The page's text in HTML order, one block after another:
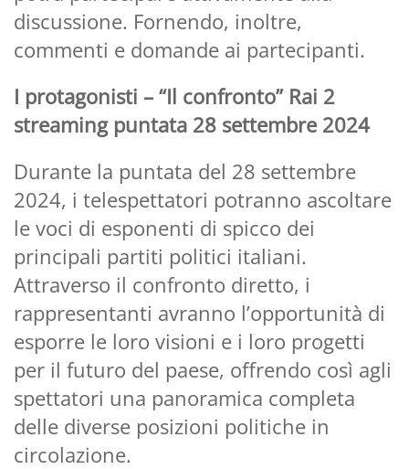
discussione. Fornendo, inoltre,
commenti e domande ai partecipanti.
I protagonisti – “Il confronto” Rai 2
streaming puntata 28 settembre 2024
Durante la puntata del 28 settembre
2024, i telespettatori potranno ascoltare
le voci di esponenti di spicco dei
principali partiti politici italiani.
Attraverso il confronto diretto, i
rappresentanti avranno l’opportunità di
esporre le loro visioni e i loro progetti
per il futuro del paese, offrendo così agli
spettatori una panoramica completa
delle diverse posizioni politiche in
circolazione.